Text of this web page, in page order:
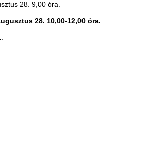
28. 9,00 óra.
28. 10,00-12,00 óra.